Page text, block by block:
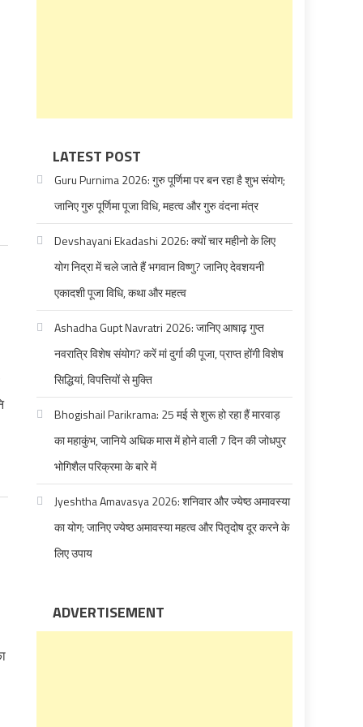
LATEST POST
Guru Purnima 2026: गुरु पूर्णिमा पर बन रहा है शुभ संयोग;
जानिए गुरु पूर्णिमा पूजा विधि, महत्व और गुरु वंदना मंत्र
Devshayani Ekadashi 2026: क्यों चार महीनो के लिए
योग निद्रा में चले जाते हैं भगवान विष्णु? जानिए देवशयनी
एकादशी पूजा विधि, कथा और महत्व
Ashadha Gupt Navratri 2026: जानिए आषाढ़ गुप्त
नवरात्रि विशेष संयोग? करें मां दुर्गा की पूजा, प्राप्त होंगी विशेष
सिद्धियां, विपत्तियों से मुक्ति
Bhogishail Parikrama: 25 मई से शुरू हो रहा हैं मारवाड़
का महाकुंभ, जानिये अधिक मास में होने वाली 7 दिन की जोधपुर
भोगिशैल परिक्रमा के बारे में
Jyeshtha Amavasya 2026: शनिवार और ज्येष्ठ अमावस्या
का योग; जानिए ज्येष्ठ अमावस्या महत्व और पितृदोष दूर करने के
लिए उपाय
ADVERTISEMENT